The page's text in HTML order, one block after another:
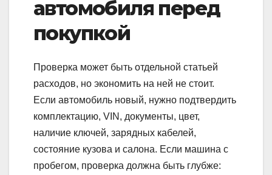
автомобиля перед
покупкой
Проверка может быть отдельной статьей
расходов, но экономить на ней не стоит.
Если автомобиль новый, нужно подтвердить
комплектацию, VIN, документы, цвет,
наличие ключей, зарядных кабелей,
состояние кузова и салона. Если машина с
пробегом, проверка должна быть глубже: